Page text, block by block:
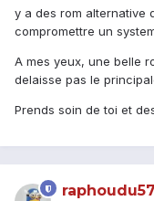
y a des rom alternative
compromettre un
A mes yeux, une belle
delaisse pas le
Prends soin de toi et
raphoudu57